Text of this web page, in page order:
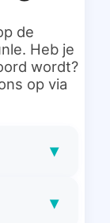
de
Heb je
wordt?
op via
▾
▾